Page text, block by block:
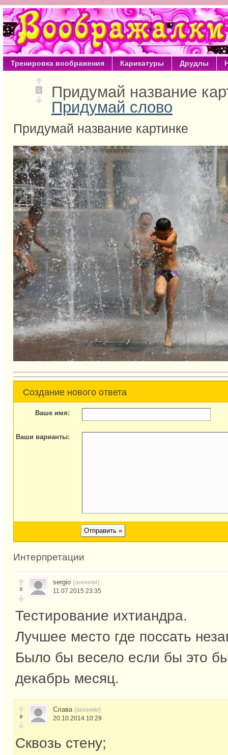
Тренировка воображения Карикатуры Друдлы
0
Придумай название
Придумай слово
Придумай название картинке
Создание нового ответа
Ваше имя:
Ваши варианты:
Интерпретации
0
sergio (аноним)
11.07.2015 23:35
Тестирование ихтиандра.
Лучшее место где поссать
Было бы весело если бы это
декабрь месяц.
0
Слава (аноним)
20.10.2014 10:29
Сквозь стену;